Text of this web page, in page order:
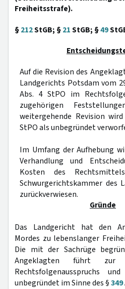
Freiheitsstrafe).
§212StGB; §21StGB; §49
Auf die Revision des
Landgerichts Potsdam vom
Abs. 4 StPO im
zugehörigen
weitergehende Revision
StPO als unbegründet
Im Umfang der Aufhebung
Verhandlung und
Kosten des
Schwurgerichtskammer des
zurückverwiesen.
Gründe
Das Landgericht hat den
Mordes zu lebenslanger
Die mit der Sachrüge
Angeklagten führt zur
Rechtsfolgenausspruchs
unbegründet im Sinne des §349